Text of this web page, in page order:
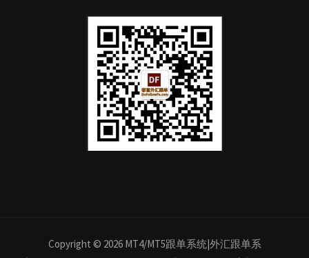
Copyright © 2026 MT4/MT5跟单系统|外汇跟单系